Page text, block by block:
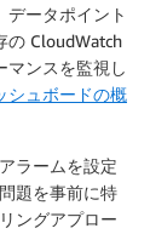
ータポイント
の CloudWatch
マンスを監視し
シュボードの概
ラームを設定
題を事前に特
ングアプロー